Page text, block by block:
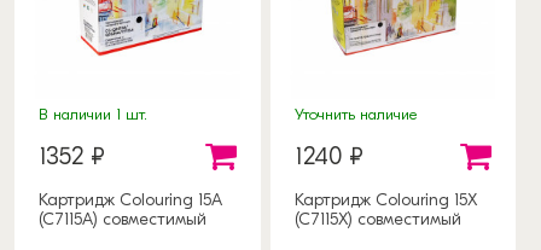
В наличии 1 шт.
1352 ₽
Картридж Colouring 15A
(C7115A) совместимый
Уточнить наличие
1240 ₽
Картридж Colouring 15X
(C7115X) совместимый